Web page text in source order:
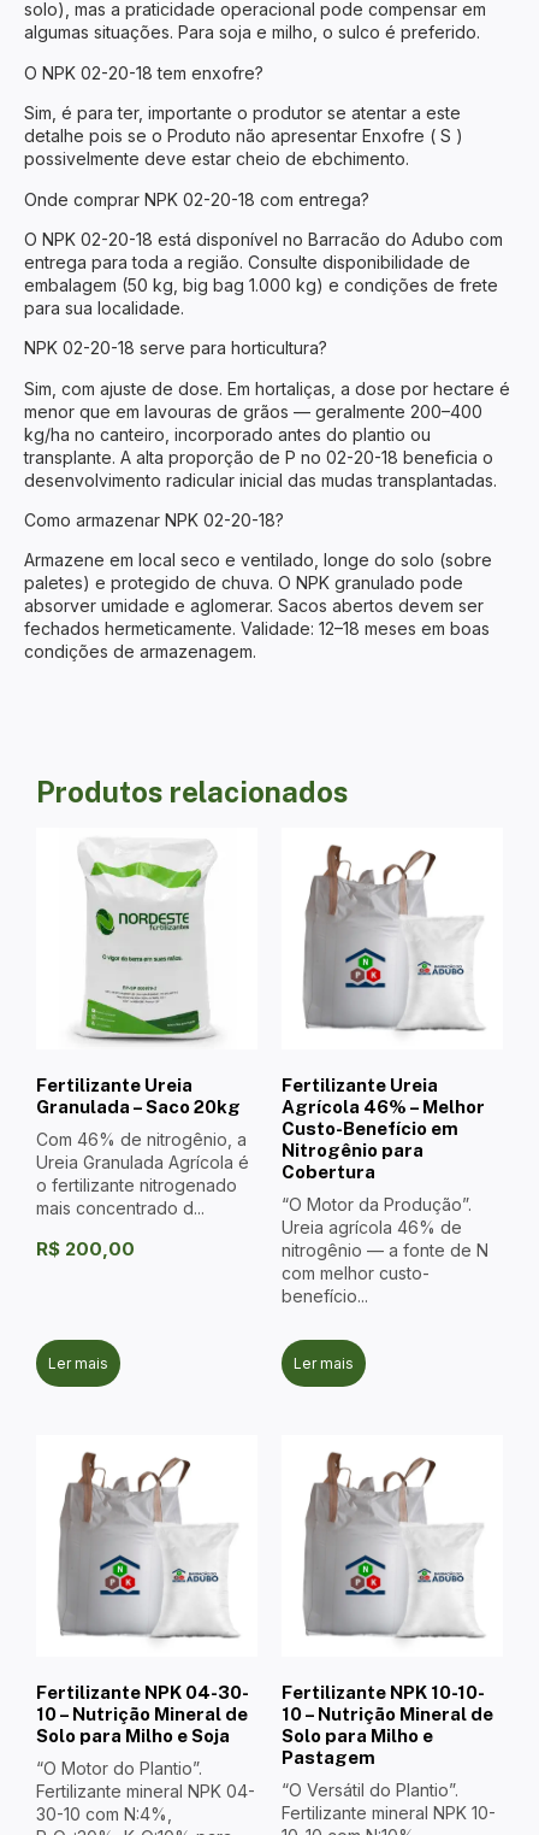
solo), mas a praticidade operacional pode compensar em
algumas situações. Para soja e milho, o sulco é preferido.
O NPK 02-20-18 tem enxofre?
Sim, é para ter, importante o produtor se atentar a este
detalhe pois se o Produto não apresentar Enxofre ( S )
possivelmente deve estar cheio de ebchimento.
Onde comprar NPK 02-20-18 com entrega?
O NPK 02-20-18 está disponível no Barracão do Adubo com
entrega para toda a região. Consulte disponibilidade de
embalagem (50 kg, big bag 1.000 kg) e condições de frete
para sua localidade.
NPK 02-20-18 serve para horticultura?
Sim, com ajuste de dose. Em hortaliças, a dose por hectare é
menor que em lavouras de grãos — geralmente 200–400
kg/ha no canteiro, incorporado antes do plantio ou
transplante. A alta proporção de P no 02-20-18 beneficia o
desenvolvimento radicular inicial das mudas transplantadas.
Como armazenar NPK 02-20-18?
Armazene em local seco e ventilado, longe do solo (sobre
paletes) e protegido de chuva. O NPK granulado pode
absorver umidade e aglomerar. Sacos abertos devem ser
fechados hermeticamente. Validade: 12–18 meses em boas
condições de armazenagem.
Produtos relacionados
Fertilizante Ureia
Granulada – Saco 20kg
Com 46% de nitrogênio, a
Ureia Granulada Agrícola é
o fertilizante nitrogenado
mais concentrado d...
R$ 200,00
Ler mais
Fertilizante Ureia
Agrícola 46% – Melhor
Custo-Benefício em
Nitrogênio para
Cobertura
“O Motor da Produção”.
Ureia agrícola 46% de
nitrogênio — a fonte de N
com melhor custo-
benefício...
Ler mais
Fertilizante NPK 04-30-
10 – Nutrição Mineral de
Solo para Milho e Soja
“O Motor do Plantio”.
Fertilizante mineral NPK 04-
30-10 com N:4%,
Fertilizante NPK 10-10-
10 – Nutrição Mineral de
Solo para Milho e
Pastagem
“O Versátil do Plantio”.
Fertilizante mineral NPK 10-